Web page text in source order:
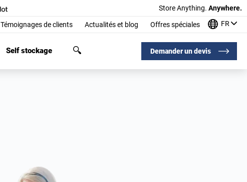
Store Anything. Anywhere.
Témoignages de clients Actualités et blog Offres spéciales FR
Self stockage Demander un devis